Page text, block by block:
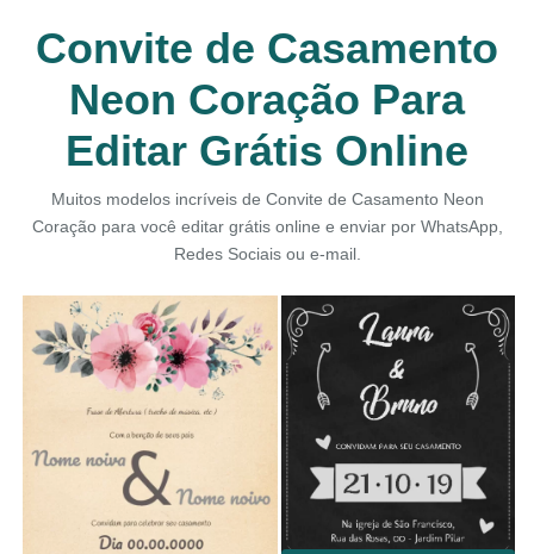
Convite de Casamento
Neon Coração Para
Editar Grátis Online
Muitos modelos incríveis de Convite de Casamento Neon
Coração para você editar grátis online e enviar por WhatsApp,
Redes Sociais ou e-mail.